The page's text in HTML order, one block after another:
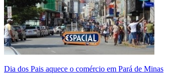
Dia dos Pais aquece o comércio em Pará de Minas